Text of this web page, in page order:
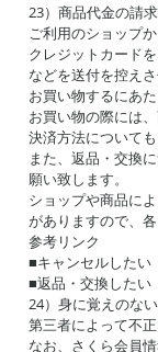
23）商品代金の請
ご利用のショップ
クレジットカード
などを送付を控え
お買い物するにあ
お買い物の際には
決済方法についても
また、返品・交換
願い致します。
ショップや商品に
がありますので、
参考リンク
■キャンセルしたい
■返品・交換したい
24）身に覚えのな
第三者によって不
なお、さくら会員